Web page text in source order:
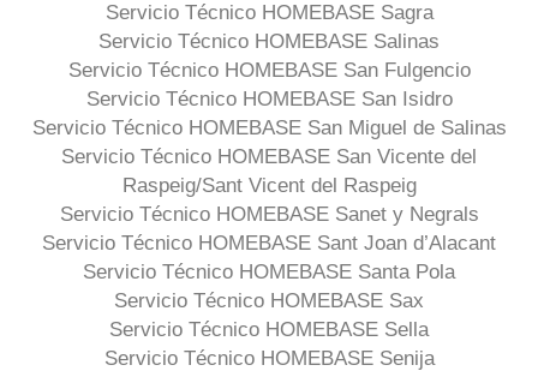
Servicio Técnico HOMEBASE Sagra
Servicio Técnico HOMEBASE Salinas
Servicio Técnico HOMEBASE San Fulgencio
Servicio Técnico HOMEBASE San Isidro
Servicio Técnico HOMEBASE San Miguel de Salinas
Servicio Técnico HOMEBASE San Vicente del
Raspeig/Sant Vicent del Raspeig
Servicio Técnico HOMEBASE Sanet y Negrals
Servicio Técnico HOMEBASE Sant Joan d’Alacant
Servicio Técnico HOMEBASE Santa Pola
Servicio Técnico HOMEBASE Sax
Servicio Técnico HOMEBASE Sella
Servicio Técnico HOMEBASE Senija